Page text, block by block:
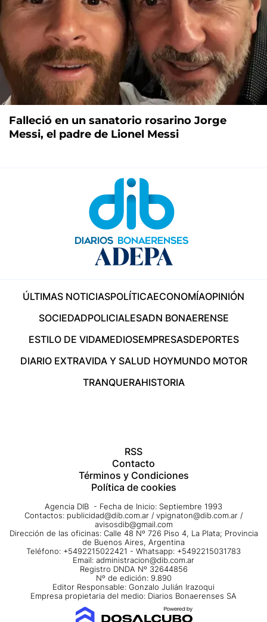
Falleció en un sanatorio rosarino Jorge
Messi, el padre de Lionel Messi
ÚLTIMAS NOTICIASPOLÍTICAECONOMÍAOPINIÓN
SOCIEDADPOLICIALESADN BONAERENSE
ESTILO DE VIDAMEDIOSEMPRESASDEPORTES
DIARIO EXTRAVIDA Y SALUD HOYMUNDO MOTOR
TRANQUERAHISTORIA
RSS
Contacto
Términos y Condiciones
Política de cookies
Agencia DIB - Fecha de Inicio: Septiembre 1993
Contactos: publicidad@dib.com.ar / vpignaton@dib.com.ar /
avisosdib@gmail.com
Dirección de las oficinas: Calle 48 Nº 726 Piso 4, La Plata; Provincia
de Buenos Aires, Argentina
Teléfono: +5492215022421 - Whatsapp: +5492215031783
Email: administracion@dib.com.ar
Registro DNDA Nº 32644856
Nº de edición: 9.890
Editor Responsable: Gonzalo Julián Irazoqui
Empresa propietaria del medio: Diarios Bonaerenses SA